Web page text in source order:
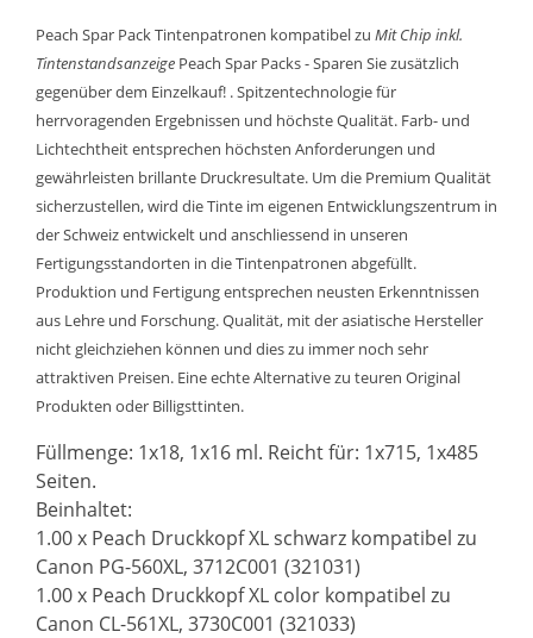
Peach Spar Pack Tintenpatronen kompatibel zu Mit Chip inkl.
Tintenstandsanzeige Peach Spar Packs - Sparen Sie zusätzlich
gegenüber dem Einzelkauf! . Spitzentechnologie für
herrvoragenden Ergebnissen und höchste Qualität. Farb- und
Lichtechtheit entsprechen höchsten Anforderungen und
gewährleisten brillante Druckresultate. Um die Premium Qualität
sicherzustellen, wird die Tinte im eigenen Entwicklungszentrum in
der Schweiz entwickelt und anschliessend in unseren
Fertigungsstandorten in die Tintenpatronen abgefüllt.
Produktion und Fertigung entsprechen neusten Erkenntnissen
aus Lehre und Forschung. Qualität, mit der asiatische Hersteller
nicht gleichziehen können und dies zu immer noch sehr
attraktiven Preisen. Eine echte Alternative zu teuren Original
Produkten oder Billigsttinten.
Füllmenge: 1x18, 1x16 ml. Reicht für: 1x715, 1x485
Seiten.
Beinhaltet:
1.00 x Peach Druckkopf XL schwarz kompatibel zu
Canon PG-560XL, 3712C001 (321031)
1.00 x Peach Druckkopf XL color kompatibel zu
Canon CL-561XL, 3730C001 (321033)